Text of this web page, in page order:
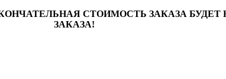
СТОИМОСТЬ ЗАКАЗА
ЗАКАЗА!